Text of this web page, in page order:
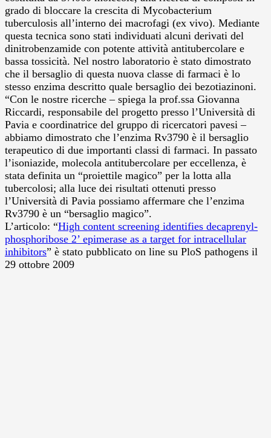
grado di bloccare la crescita di Mycobacterium
tuberculosis all’interno dei macrofagi (ex vivo). Mediante
questa tecnica sono stati individuati alcuni derivati del
dinitrobenzamide con potente attività antitubercolare e
bassa tossicità. Nel nostro laboratorio è stato dimostrato
che il bersaglio di questa nuova classe di farmaci è lo
stesso enzima descritto quale bersaglio dei bezotiazinoni.
“Con le nostre ricerche – spiega la prof.ssa Giovanna
Riccardi, responsabile del progetto presso l’Università di
Pavia e coordinatrice del gruppo di ricercatori pavesi –
abbiamo dimostrato che l’enzima Rv3790 è il bersaglio
terapeutico di due importanti classi di farmaci. In passato
l’isoniazide, molecola antitubercolare per eccellenza, è
stata definita un “proiettile magico” per la lotta alla
tubercolosi; alla luce dei risultati ottenuti presso
l’Università di Pavia possiamo affermare che l’enzima
Rv3790 è un “bersaglio magico”.
L’articolo: “High content screening identifies decaprenyl-
phosphoribose 2’ epimerase as a target for intracellular
inhibitors” è stato pubblicato on line su PloS pathogens il
29 ottobre 2009